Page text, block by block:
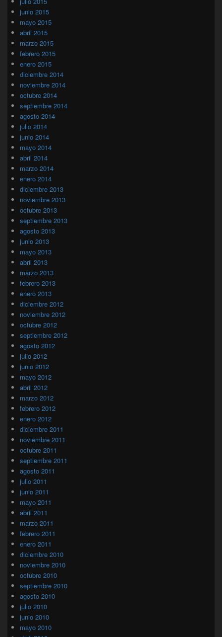
junio 2015
mayo 2015
abril 2015
marzo 2015
febrero 2015
enero 2015
diciembre 2014
noviembre 2014
octubre 2014
septiembre 2014
agosto 2014
julio 2014
junio 2014
mayo 2014
abril 2014
marzo 2014
enero 2014
diciembre 2013
noviembre 2013
octubre 2013
septiembre 2013
agosto 2013
junio 2013
mayo 2013
abril 2013
marzo 2013
febrero 2013
enero 2013
diciembre 2012
noviembre 2012
octubre 2012
septiembre 2012
agosto 2012
julio 2012
junio 2012
mayo 2012
abril 2012
marzo 2012
febrero 2012
enero 2012
diciembre 2011
noviembre 2011
octubre 2011
septiembre 2011
agosto 2011
julio 2011
junio 2011
mayo 2011
abril 2011
marzo 2011
febrero 2011
enero 2011
diciembre 2010
noviembre 2010
octubre 2010
septiembre 2010
agosto 2010
julio 2010
junio 2010
mayo 2010